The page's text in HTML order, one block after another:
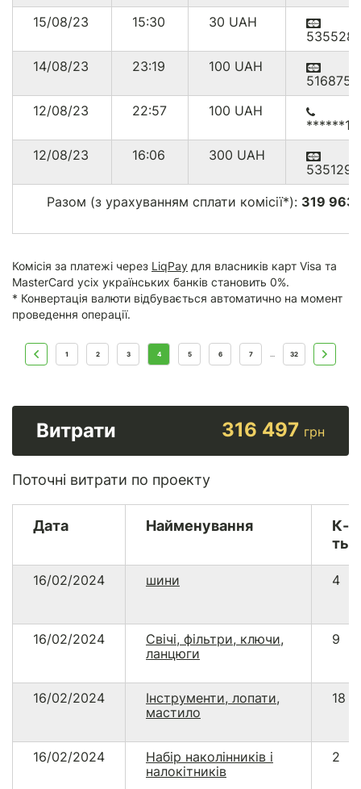
15/08/23
15:30 30 UAH
14/08/23
23:19 100 UAH
12/08/23
22:57 100 UAH
12/08/23
16:06 300 UAH
Разом (з урахуванням сплати комісії*): 319
Комісія за платежі через LiqPay для власників карт Visa та
MasterCard усіх українських банків становить 0%.
* Конвертація валюти відбувається автоматично на момент
проведення операції.
1 2 3 4 5 6 7 ... 32
Витрати 316 497 грн
Поточні витрати по проекту
Дата Найменування
К-
ть
16/02/2024 шини 4
16/02/2024
Свічі, фільтри, ключи,
ланцюги
9
16/02/2024
Інструменти, лопати,
мастило
18
16/02/2024
Набір наколінників і
налокітників
2